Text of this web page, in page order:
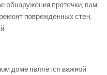
обнаружения протечки, вам
поврежденных стен,
доме является важной